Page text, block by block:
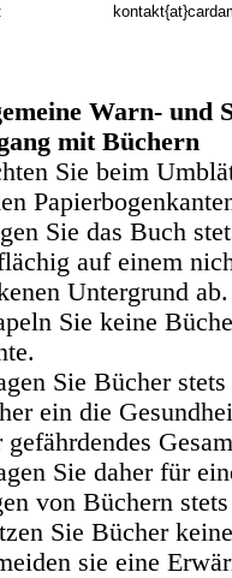
Warn- und
mit Büchern
Sie beim
Sie das Buch
auf einem
Untergrund ab.
Sie keine
Sie Bücher
ein die
gefährdendes
Sie daher für
von Büchern
Sie Bücher
sie eine